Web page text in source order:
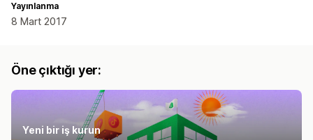
Yayınlanma
8 Mart 2017
Öne çıktığı yer:
Yeni bir iş kurun